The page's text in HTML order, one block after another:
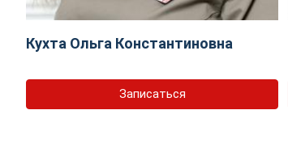
Кухта Ольга Константиновна
Записаться